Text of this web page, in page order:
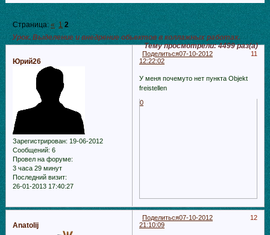
Урок. Выделение и внедрение обьектов в коллажных работах.
Тему просмотрели:4499раз(а)
Страница:« 1 2
Поделиться 11
07-10-2012
12:22:02
Юрий26
Зарегистрирован: 19-06-2012
Сообщений: 6
Провел на форуме:
3 часа 29 минут
Последний визит:
26-01-2013 17:40:27
У меня почемуто нет пункта Objekt
freistellen
0
Поделиться 12
07-10-2012
21:10:09
Anatolij